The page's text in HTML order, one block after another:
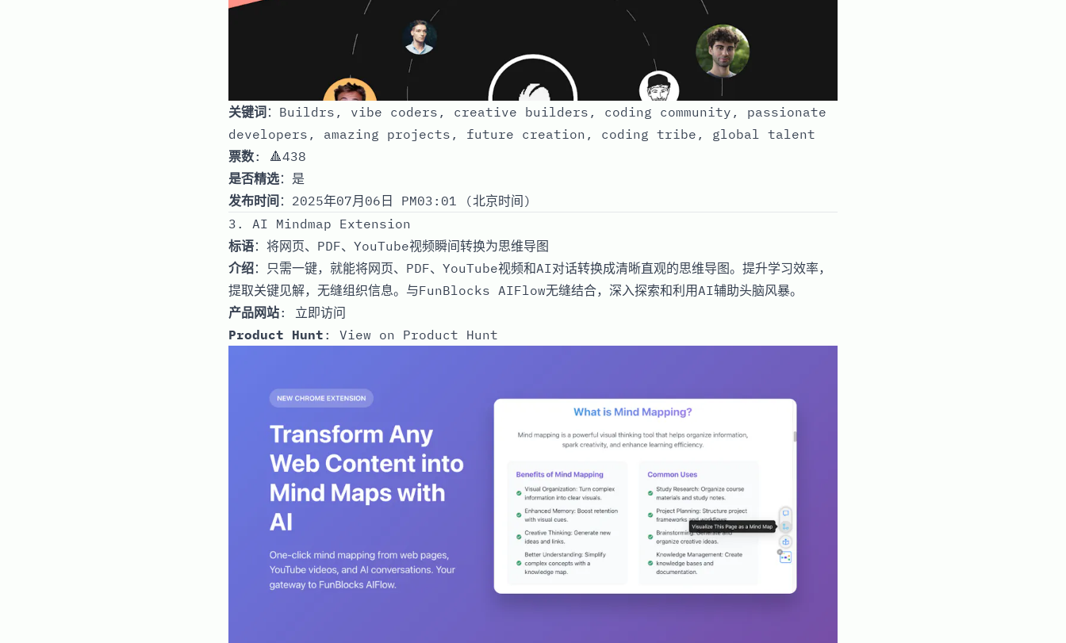
关键词：Buildrs, vibe coders, creative builders, coding community, passionate
developers, amazing projects, future creation, coding tribe, global talent
票数: 🔺438
是否精选：是
发布时间 ：2025年07月06日 PM03:01 (北京时间)
3. AI Mindmap Extension
标语：将网页、PDF、YouTube视频瞬间转换为思维导图
介绍：只需一键，就能将网页、PDF、YouTube视频和AI对话转换成清晰直观的思维导图。提升学习效率，
提取关键见解，无缝组织信息。与FunBlocks AIFlow无缝结合，深入探索和利用AI辅助头脑风暴。
产品网站: 立即访问
Product Hunt : View on Product Hunt